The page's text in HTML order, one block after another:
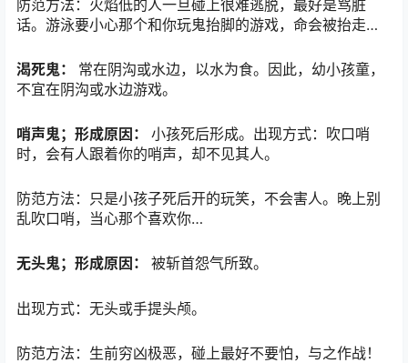
防范方法：火焰低的人一旦碰上很难逃脱，最好是骂脏
话。游泳要小心那个和你玩鬼抬脚的游戏，命会被抬走…
渴死鬼： 常在阴沟或水边，以水为食。因此，幼小孩童，
不宜在阴沟或水边游戏。
哨声鬼；形成原因： 小孩死后形成。出现方式：吹口哨
时，会有人跟着你的哨声，却不见其人。
防范方法：只是小孩子死后开的玩笑，不会害人。晚上别
乱吹口哨，当心那个喜欢你…
无头鬼；形成原因： 被斩首怨气所致。
出现方式：无头或手提头颅。
防范方法：生前穷凶极恶，碰上最好不要怕，与之作战！